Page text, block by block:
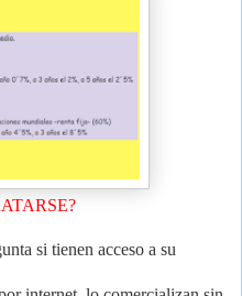
si tienen acceso a su